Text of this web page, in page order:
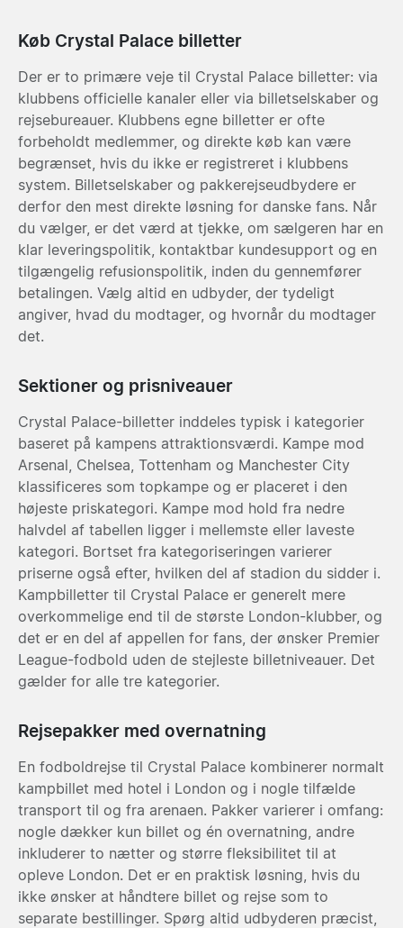
Køb Crystal Palace billetter
Der er to primære veje til Crystal Palace billetter: via
klubbens officielle kanaler eller via billetselskaber og
rejsebureauer. Klubbens egne billetter er ofte
forbeholdt medlemmer, og direkte køb kan være
begrænset, hvis du ikke er registreret i klubbens
system. Billetselskaber og pakkerejseudbydere er
derfor den mest direkte løsning for danske fans. Når
du vælger, er det værd at tjekke, om sælgeren har en
klar leveringspolitik, kontaktbar kundesupport og en
tilgængelig refusionspolitik, inden du gennemfører
betalingen. Vælg altid en udbyder, der tydeligt
angiver, hvad du modtager, og hvornår du modtager
det.
Sektioner og prisniveauer
Crystal Palace-billetter inddeles typisk i kategorier
baseret på kampens attraktionsværdi. Kampe mod
Arsenal, Chelsea, Tottenham og Manchester City
klassificeres som topkampe og er placeret i den
højeste priskategori. Kampe mod hold fra nedre
halvdel af tabellen ligger i mellemste eller laveste
kategori. Bortset fra kategoriseringen varierer
priserne også efter, hvilken del af stadion du sidder i.
Kampbilletter til Crystal Palace er generelt mere
overkommelige end til de største London-klubber, og
det er en del af appellen for fans, der ønsker Premier
League-fodbold uden de stejleste billetniveauer. Det
gælder for alle tre kategorier.
Rejsepakker med overnatning
En fodboldrejse til Crystal Palace kombinerer normalt
kampbillet med hotel i London og i nogle tilfælde
transport til og fra arenaen. Pakker varierer i omfang:
nogle dækker kun billet og én overnatning, andre
inkluderer to nætter og større fleksibilitet til at
opleve London. Det er en praktisk løsning, hvis du
ikke ønsker at håndtere billet og rejse som to
separate bestillinger. Spørg altid udbyderen præcist,